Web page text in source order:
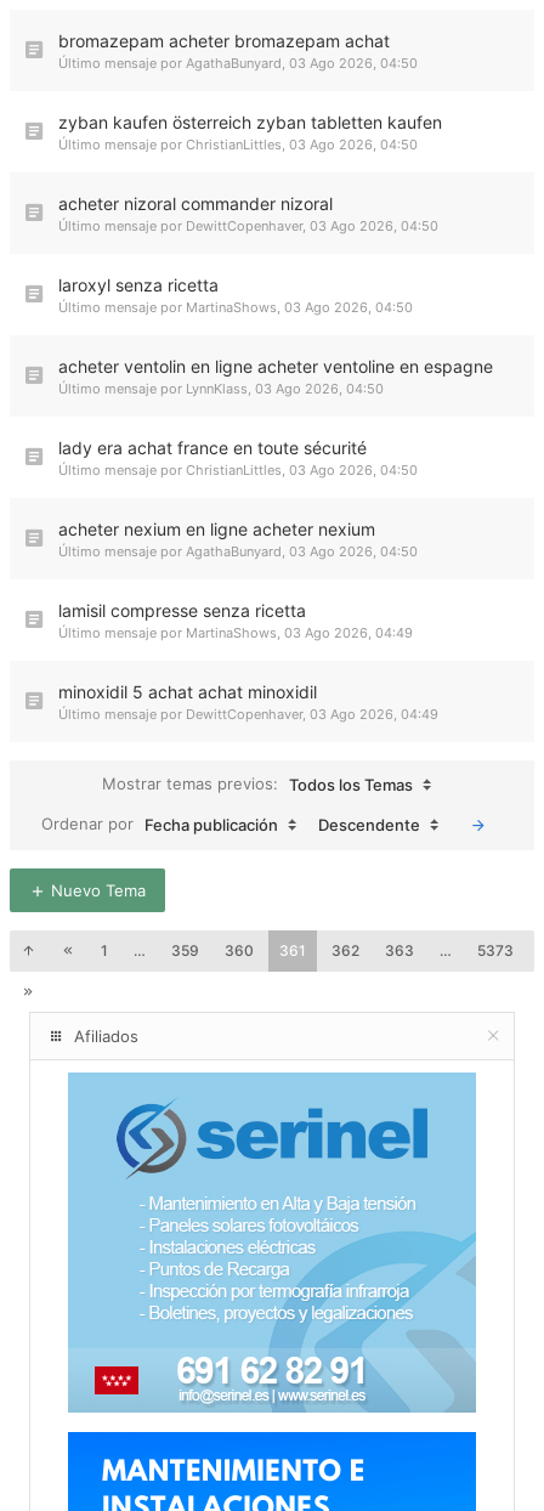
bromazepam acheter bromazepam achat
Último mensaje por AgathaBunyard, 03 Ago 2026, 04:50
zyban kaufen österreich zyban tabletten kaufen
Último mensaje por ChristianLittles, 03 Ago 2026, 04:50
acheter nizoral commander nizoral
Último mensaje por DewittCopenhaver, 03 Ago 2026, 04:50
laroxyl senza ricetta
Último mensaje por MartinaShows, 03 Ago 2026, 04:50
acheter ventolin en ligne acheter ventoline en espagne
Último mensaje por LynnKlass, 03 Ago 2026, 04:50
lady era achat france en toute sécurité
Último mensaje por ChristianLittles, 03 Ago 2026, 04:50
acheter nexium en ligne acheter nexium
Último mensaje por AgathaBunyard, 03 Ago 2026, 04:50
lamisil compresse senza ricetta
Último mensaje por MartinaShows, 03 Ago 2026, 04:49
minoxidil 5 achat achat minoxidil
Último mensaje por DewittCopenhaver, 03 Ago 2026, 04:49
Mostrar temas previos:
Todos los Temas
Ordenar por
Fecha publicación Descendente
Nuevo Tema
1 … 359 360 361 362 363 … 5373
Afiliados